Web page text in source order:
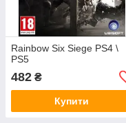
Rainbow Six Siege PS4 \
PS5
482 ₴
Купити